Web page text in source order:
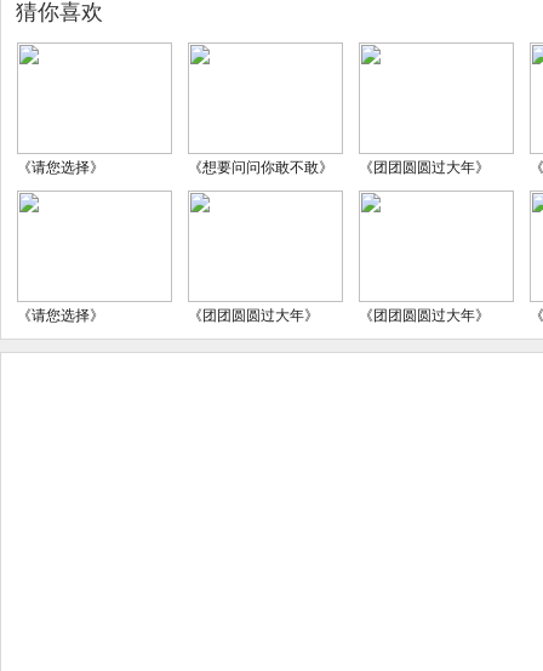
猜你喜欢
《请您选择》 《想要问问你敢不敢》 《团团圆圆过大年》
《请您选择》 《团团圆圆过大年》 《团团圆圆过大年》